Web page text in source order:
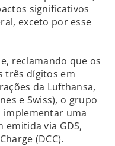
significativos
exceto por esse
reclamando que os
três dígitos em
da Lufthansa,
e Swiss), o grupo
implementar uma
emitida via GDS,
(DCC).